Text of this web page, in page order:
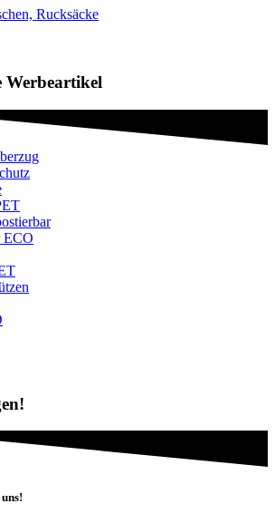
Rucksäcke
Werbeartikel​
ECO